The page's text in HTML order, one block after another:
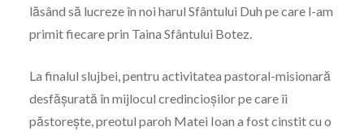
lăsând să lucreze în noi harul Sfântului Duh pe care l-am
primit fiecare prin Taina Sfântului Botez.
La finalul slujbei, pentru activitatea pastoral-misionară
desfășurată în mijlocul credincioșilor pe care îi
păstorește, preotul paroh Matei Ioan a fost cinstit cu o